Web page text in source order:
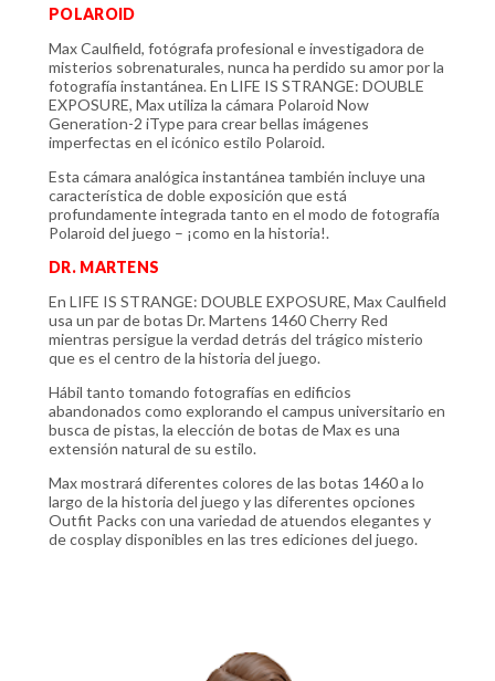
POLAROID
Max Caulfield, fotógrafa profesional e investigadora de
misterios sobrenaturales, nunca ha perdido su amor por la
fotografía instantánea. En LIFE IS STRANGE: DOUBLE
EXPOSURE, Max utiliza la cámara Polaroid Now
Generation-2 iType para crear bellas imágenes
imperfectas en el icónico estilo Polaroid.
Esta cámara analógica instantánea también incluye una
característica de doble exposición que está
profundamente integrada tanto en el modo de fotografía
Polaroid del juego – ¡como en la historia!.
DR. MARTENS
En LIFE IS STRANGE: DOUBLE EXPOSURE, Max Caulfield
usa un par de botas Dr. Martens 1460 Cherry Red
mientras persigue la verdad detrás del trágico misterio
que es el centro de la historia del juego.
Hábil tanto tomando fotografías en edificios
abandonados como explorando el campus universitario en
busca de pistas, la elección de botas de Max es una
extensión natural de su estilo.
Max mostrará diferentes colores de las botas 1460 a lo
largo de la historia del juego y las diferentes opciones
Outfit Packs con una variedad de atuendos elegantes y
de cosplay disponibles en las tres ediciones del juego.